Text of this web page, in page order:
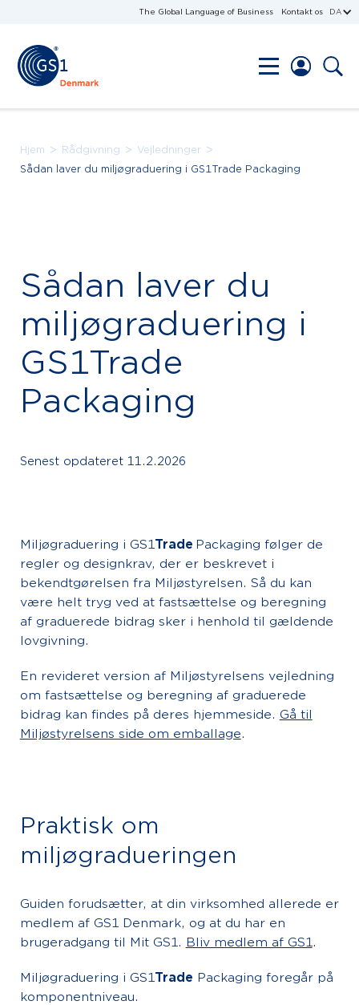
The Global Language of Business Kontakt os DA
Hjem > Rådgivning > Vejledninger >
Sådan laver du miljøgraduering i GS1Trade Packaging
Sådan laver du
miljøgraduering i
GS1Trade
Packaging
Senest opdateret 11.2.2026
Miljøgraduering i GS1Trade Packaging følger de
regler og designkrav, der er beskrevet i
bekendtgørelsen fra Miljøstyrelsen. Så du kan
være helt tryg ved at fastsættelse og beregning
af graduerede bidrag sker i henhold til gældende
lovgivning.
En revideret version af Miljøstyrelsens vejledning
om fastsættelse og beregning af graduerede
bidrag kan findes på deres hjemmeside. Gå til
Miljøstyrelsens side om emballage.
Praktisk om
miljøgradueringen
Guiden forudsætter, at din virksomhed allerede er
medlem af GS1 Denmark, og at du har en
brugeradgang til Mit GS1. Bliv medlem af GS1.
Miljøgraduering i GS1Trade Packaging foregår på
komponentniveau.